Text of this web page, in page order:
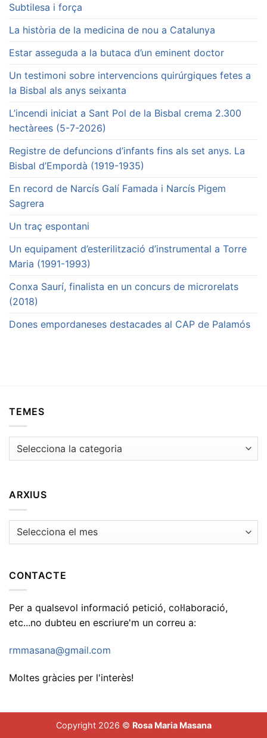
Subtilesa i força
La història de la medicina de nou a Catalunya
Estar asseguda a la butaca d’un eminent doctor
Un testimoni sobre intervencions quirúrgiques fetes a
la Bisbal als anys seixanta
L’incendi iniciat a Sant Pol de la Bisbal crema 2.300
hectàrees (5-7-2026)
Registre de defuncions d’infants fins als set anys. La
Bisbal d’Empordà (1919-1935)
En record de Narcís Galí Famada i Narcís Pigem
Sagrera
Un traç espontani
Un equipament d’esterilització d’instrumental a Torre
Maria (1991-1993)
Conxa Saurí, finalista en un concurs de microrelats
(2018)
Dones empordaneses destacades al CAP de Palamós
TEMES
Temes
ARXIUS
Arxius
CONTACTE
Per a qualsevol informació petició, col·laboració,
etc...no dubteu en escriure'm un correu a:
rmmasana@gmail.com
Moltes gràcies per l'interès!
Copyright 2026 © Rosa Maria Masana